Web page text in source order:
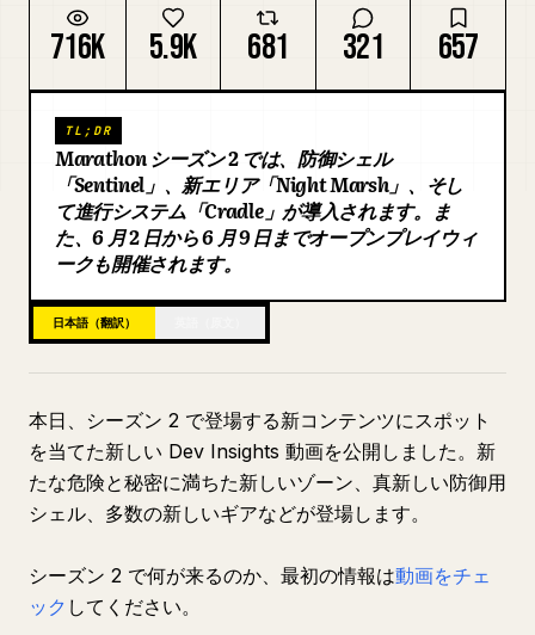
プロンプト
ダウンロード
ブログ
更新情報
716K 5.9K 681 321 657
TL;DR
Marathon シーズン 2 では、防御シェル
「Sentinel」、新エリア「Night Marsh」、そし
て進行システム「Cradle」が導入されます。ま
た、6 月 2 日から 6 月 9 日までオープンプレイウィ
ークも開催されます。
日本語（翻訳）
本日、シーズン 2 で登場する新コンテンツにスポット
を当てた新しい Dev Insights 動画を公開しました。新
たな危険と秘密に満ちた新しいゾーン、真新しい防御用
シェル、多数の新しいギアなどが登場します。
シーズン 2 で何が来るのか、最初の情報は動画をチェ
ック してください。